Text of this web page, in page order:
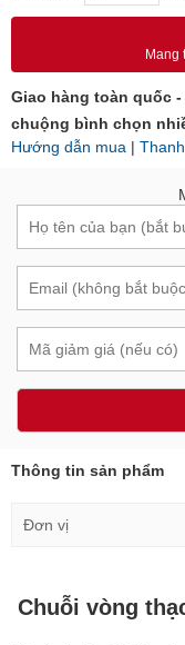
Mang
Giao hàng toàn quốc
chuộng bình chọn
Hướng dẫn mua |
Thông tin sản phẩm
Đơn vị
Chuỗi vòng